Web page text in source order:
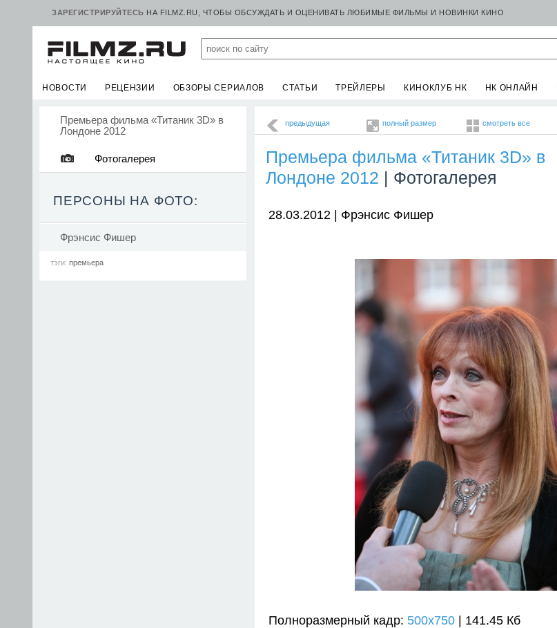
ЗАРЕГИСТРИРУЙТЕСЬ НА FILMZ.RU, ЧТОБЫ ОБСУЖДАТЬ И ОЦЕНИВАТЬ ЛЮБИМЫЕ ФИЛЬМЫ И НОВИНКИ КИНО
НОВОСТИ РЕЦЕНЗИИ ОБЗОРЫ СЕРИАЛОВ СТАТЬИ ТРЕЙЛЕРЫ КИНОКЛУБ НК НК ОНЛАЙН
Премьера фильма «Титаник 3D» в
Лондоне 2012
Фотогалерея
ПЕРСОНЫ НА ФОТО:
Фрэнсис Фишер
тэги: премьера
предыдущая полный размер смотреть все
Премьера фильма «Титаник 3D» в
Лондоне 2012 | Фотогалерея
28.03.2012 | Фрэнсис Фишер
Полноразмерный кадр: 500x750 | 141.45 Кб